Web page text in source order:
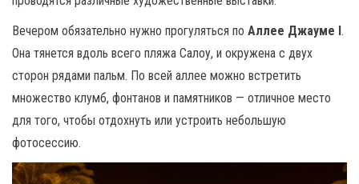
Вечером обязательно нужно прогуляться по Аллее Джауме I.
Она тянется вдоль всего пляжа Салоу, и окружена с двух
сторон рядами пальм. По всей аллее можно встретить
множество клумб, фонтанов и памятников — отличное место
для того, чтобы отдохнуть или устроить небольшую
фотосессию.